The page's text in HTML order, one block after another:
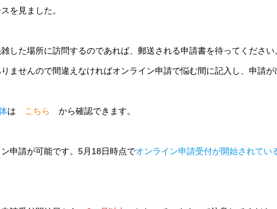
を見ました。
した場所に訪問するのであれば、郵送される申請書を待ってください
ませんので間違えなければオンライン申請で悩む間に記入し、申請が
は こちら から確認できます。
申請が可能です。5月18日時点でオンライン申請受付が開始されてい